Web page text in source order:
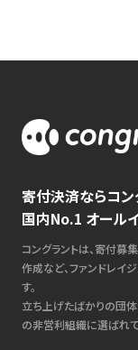
寄付決済ならコン
国内No.1 オール
コングラントは、寄付募
作成など、ファンドレイ
す。
立ち上げたばかりの団
の非営利組織に選ばれて